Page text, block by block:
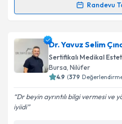
Randevu
Randevu Takvimi
Dr. Melih Nurhaniçin
oluşturun. Size bu uzmandan
takvim hazırlandığında e-
E-posta Adresiniz
Dr. Yavuz Selim
Sertifikalı Medikal
Bursa, Nilüfer
4.9 (379
Dr beyin ayrıntılı bilgi vermesi ve
iyiidi